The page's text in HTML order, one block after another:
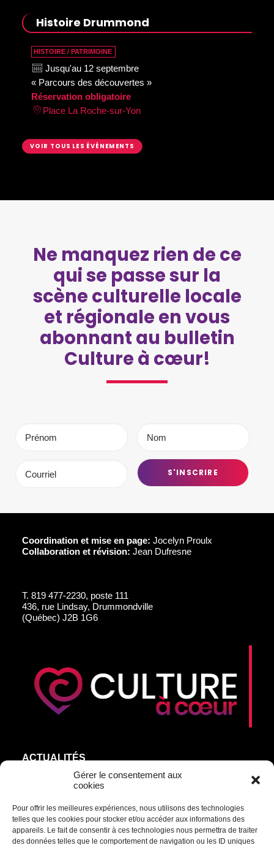
Gérer le consentement aux
cookies
Pour offrir les meilleures expériences, nous utilisons des technologies
telles que les cookies pour stocker et/ou accéder aux informations des
appareils. Le fait de consentir à ces technologies nous permettra de traiter
des données telles que le comportement de navigation ou les ID uniques
Histoire Drummond
HISTOIRE / PATRIMOINE
Jusqu'au 12 septembre
« Parcours des découvertes »
Réservation obligatoire
Place La Roche-sur-Yon
VOIR TOUS LES ÉVÉNEMENTS
Ne manquez rien de ce
qui se passe sur la
scène culturelle locale
et régionale en vous
abonnant au bulletin
Culture à cœur!
Coordination et mise en page: Jocelyn Proulx
Collaboration et révision: Jean Dufresne
T. 819 477-2230, poste 111
436, rue Lindsay, Drummondville
(Québec) J2B 1G6
ACTUALITÉS
AGEND’ART
NOS ARTISTES
ÉDITIONS
S’ABONNER